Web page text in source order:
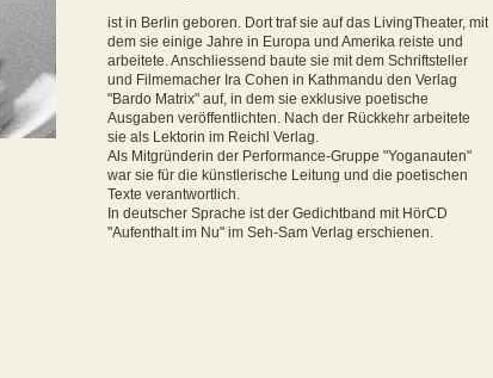
ist in Berlin geboren. Dort traf sie auf das LivingTheater, mit
dem sie einige Jahre in Europa und Amerika reiste und
arbeitete. Anschliessend baute sie mit dem Schriftsteller
und Filmemacher Ira Cohen in Kathmandu den Verlag
"Bardo Matrix" auf, in dem sie exklusive poetische
Ausgaben veröffentlichten. Nach der Rückkehr arbeitete
sie als Lektorin im Reichl Verlag.
Als Mitgründerin der Performance-Gruppe "Yoganauten"
war sie für die künstlerische Leitung und die poetischen
Texte verantwortlich.
In deutscher Sprache ist der Gedichtband mit HörCD
"Aufenthalt im Nu"im Seh-Sam Verlag erschienen.